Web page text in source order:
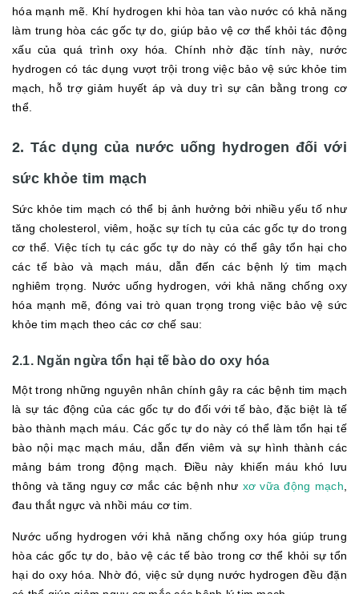
hóa mạnh mẽ. Khí hydrogen khi hòa tan vào nước có khả năng
làm trung hòa các gốc tự do, giúp bảo vệ cơ thể khỏi tác động
xấu của quá trình oxy hóa. Chính nhờ đặc tính này, nước
hydrogen có tác dụng vượt trội trong việc bảo vệ sức khỏe tim
mạch, hỗ trợ giảm huyết áp và duy trì sự cân bằng trong cơ
thể.
2. Tác dụng của nước uống hydrogen đối với
sức khỏe tim mạch
Sức khỏe tim mạch có thể bị ảnh hưởng bởi nhiều yếu tố như
tăng cholesterol, viêm, hoặc sự tích tụ của các gốc tự do trong
cơ thể. Việc tích tụ các gốc tự do này có thể gây tổn hại cho
các tế bào và mạch máu, dẫn đến các bệnh lý tim mạch
nghiêm trọng. Nước uống hydrogen, với khả năng chống oxy
hóa mạnh mẽ, đóng vai trò quan trọng trong việc bảo vệ sức
khỏe tim mạch theo các cơ chế sau:
2.1. Ngăn ngừa tổn hại tế bào do oxy hóa
Một trong những nguyên nhân chính gây ra các bệnh tim mạch
là sự tác động của các gốc tự do đối với tế bào, đặc biệt là tế
bào thành mạch máu. Các gốc tự do này có thể làm tổn hại tế
bào nội mạc mạch máu, dẫn đến viêm và sự hình thành các
mảng bám trong động mạch. Điều này khiến máu khó lưu
thông và tăng nguy cơ mắc các bệnh như xơ vữa động mạch
đau thắt ngực và nhồi máu cơ tim.
Nước uống hydrogen với khả năng chống oxy hóa giúp trung
hòa các gốc tự do, bảo vệ các tế bào trong cơ thể khỏi sự tổn
hại do oxy hóa. Nhờ đó, việc sử dụng nước hydrogen đều đặn